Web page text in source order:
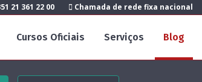
21 361 22 00 Chamada de rede fixa nacional
Cursos Oficiais Serviços Blog